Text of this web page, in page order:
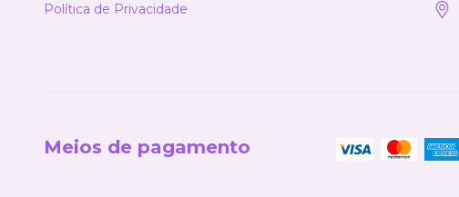
Política de Privacidade
Meios de pagamento